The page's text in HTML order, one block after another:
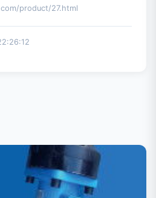
product/27.html